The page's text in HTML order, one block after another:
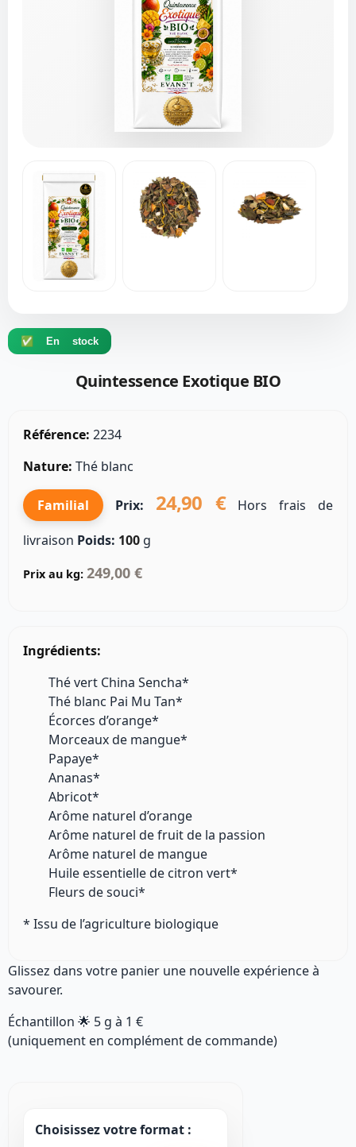
✅ En stock
Quintessence Exotique BIO
Référence: 2234
Nature: Thé blanc
Familial Prix: 24,90 €Hors frais de
livraison Poids: 100 g
Prix au kg: 249,00 €
Ingrédients:
Thé vert China Sencha*
Thé blanc Pai Mu Tan*
Écorces d’orange*
Morceaux de mangue*
Papaye*
Ananas*
Abricot*
Arôme naturel d’orange
Arôme naturel de fruit de la passion
Arôme naturel de mangue
Huile essentielle de citron vert*
Fleurs de souci*
* Issu de l’agriculture biologique
Glissez dans votre panier une nouvelle expérience à
savourer.
Échantillon 🌟 5 g à 1 €
(uniquement en complément de commande)
Choisissez votre format :